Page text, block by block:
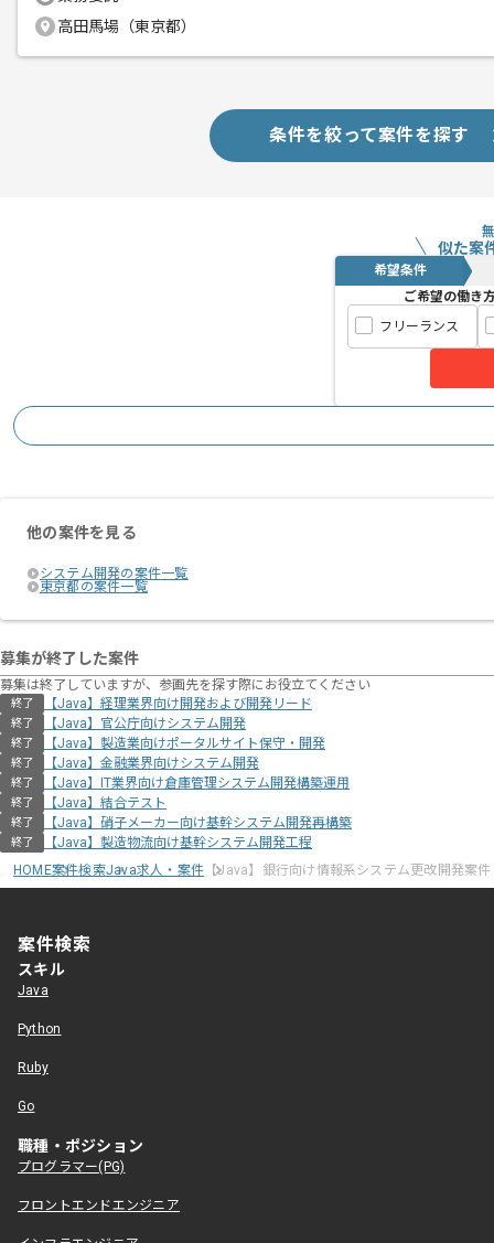
高田馬場（東京都）
条件を絞って案件を探す
似た案
希望条件
ご希望の働き
フリーランス
他の案件を見る
システム開発の案件一覧
東京都の案件一覧
募集が終了した案件
募集は終了していますが、参画先を探す際にお役立てください
終了 【Java】経理業界向け開発および開発リード
終了 【Java】官公庁向けシステム開発
終了 【Java】製造業向けポータルサイト保守・開発
終了 【Java】金融業界向けシステム開発
終了 【Java】IT業界向け倉庫管理システム開発構築運用
終了 【Java】結合テスト
終了 【Java】硝子メーカー向け基幹システム開発再構築
終了
【Java】製造物流向け基幹システム開発工程
HOME案件検索Java求人・案件 【Java】銀行向け情報系システム更改開発案件
案件検索
スキル
Java
Python
Ruby
Go
職種・ポジション
プログラマー(PG)
フロントエンドエンジニア